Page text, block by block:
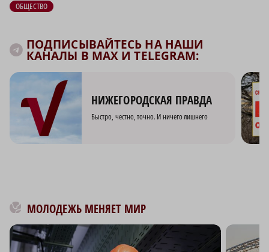
ОБЩЕСТВО
ПОДПИСЫВАЙТЕСЬ НА НАШИ
КАНАЛЫ В MAX И TELEGRAM:
НИЖЕГОРОДСКАЯ ПРАВДА
Быстро, честно, точно. И ничего лишнего
МОЛОДЕЖЬ МЕНЯЕТ МИР